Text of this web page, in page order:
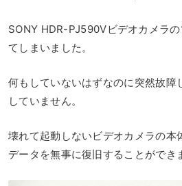
SONY HDR-PJ590Vビデオカメラ
てしまいました。
何もしていないはずなのに突然故障
していません。
壊れて起動しないビデオカメラの本
データを無事に復旧することができ